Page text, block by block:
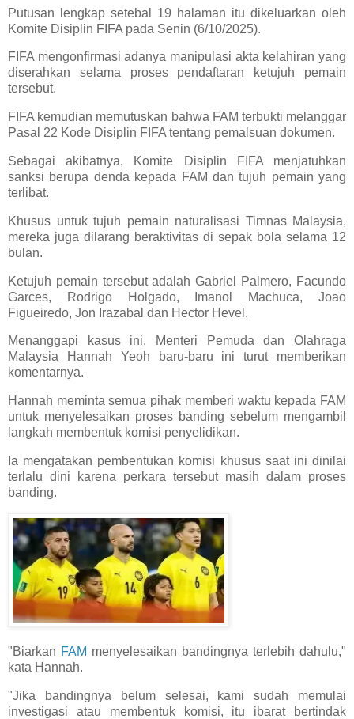
Putusan lengkap setebal 19 halaman itu dikeluarkan oleh
Komite Disiplin FIFA pada Senin (6/10/2025).
FIFA mengonfirmasi adanya manipulasi akta kelahiran yang
diserahkan selama proses pendaftaran ketujuh pemain
tersebut.
FIFA kemudian memutuskan bahwa FAM terbukti melanggar
Pasal 22 Kode Disiplin FIFA tentang pemalsuan dokumen.
Sebagai akibatnya, Komite Disiplin FIFA menjatuhkan
sanksi berupa denda kepada FAM dan tujuh pemain yang
terlibat.
Khusus untuk tujuh pemain naturalisasi Timnas Malaysia,
mereka juga dilarang beraktivitas di sepak bola selama 12
bulan.
Ketujuh pemain tersebut adalah Gabriel Palmero, Facundo
Garces, Rodrigo Holgado, Imanol Machuca, Joao
Figueiredo, Jon Irazabal dan Hector Hevel.
Menanggapi kasus ini, Menteri Pemuda dan Olahraga
Malaysia Hannah Yeoh baru-baru ini turut memberikan
komentarnya.
Hannah meminta semua pihak memberi waktu kepada FAM
untuk menyelesaikan proses banding sebelum mengambil
langkah membentuk komisi penyelidikan.
Ia mengatakan pembentukan komisi khusus saat ini dinilai
terlalu dini karena perkara tersebut masih dalam proses
banding.
"Biarkan FAM menyelesaikan bandingnya terlebih dahulu,"
kata Hannah.
"Jika bandingnya belum selesai, kami sudah memulai
investigasi atau membentuk komisi, itu ibarat bertindak